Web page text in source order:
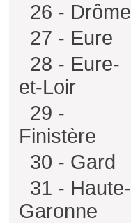
26 - Drôme
27 - Eure
28 - Eure-
et-Loir
29 -
Finistère
30 - Gard
31 - Haute-
Garonne